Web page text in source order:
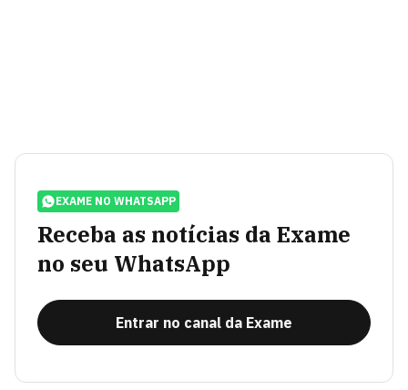
EXAME NO WHATSAPP
Receba as notícias da Exame
no seu WhatsApp
Entrar no canal da Exame